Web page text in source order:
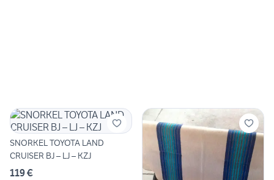
SNORKEL TOYOTA LAND
CRUISER BJ – LJ – KZJ
119 €